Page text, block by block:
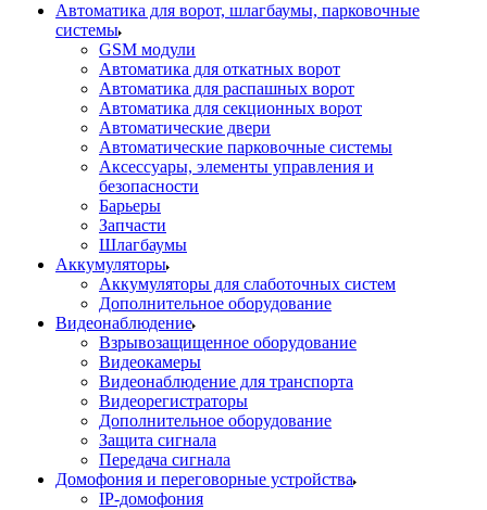
Автоматика для ворот, шлагбаумы, парковочные
системы
GSM модули
Автоматика для откатных ворот
Автоматика для распашных ворот
Автоматика для секционных ворот
Автоматические двери
Автоматические парковочные системы
Аксессуары, элементы управления и
безопасности
Барьеры
Запчасти
Шлагбаумы
Аккумуляторы
Аккумуляторы для слаботочных систем
Дополнительное оборудование
Видеонаблюдение
Взрывозащищенное оборудование
Видеокамеры
Видеонаблюдение для транспорта
Видеорегистраторы
Дополнительное оборудование
Защита сигнала
Передача сигнала
Домофония и переговорные устройства
IP-домофония